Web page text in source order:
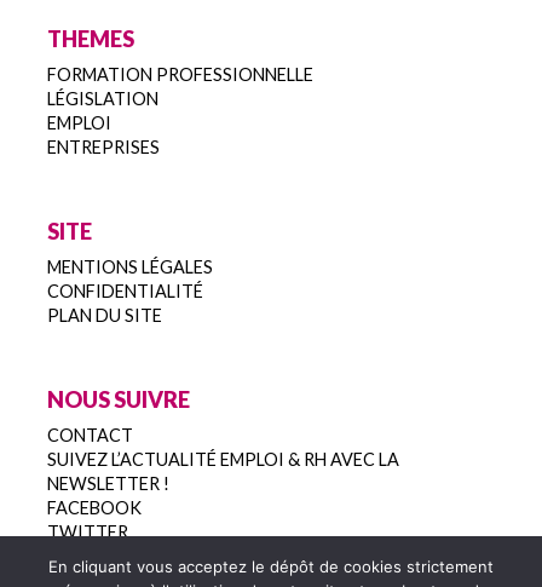
THEMES
FORMATION PROFESSIONNELLE
LÉGISLATION
EMPLOI
ENTREPRISES
SITE
MENTIONS LÉGALES
CONFIDENTIALITÉ
PLAN DU SITE
NOUS SUIVRE
CONTACT
SUIVEZ L’ACTUALITÉ EMPLOI & RH AVEC LA
NEWSLETTER !
FACEBOOK
TWITTER
En cliquant vous acceptez le dépôt de cookies strictement